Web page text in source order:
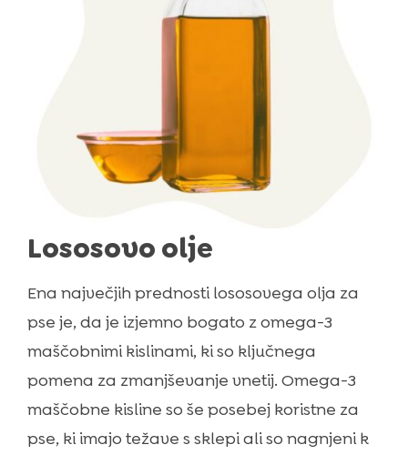
Lososovo olje
Ena največjih prednosti lososovega olja za
pse je, da je izjemno bogato z omega-3
maščobnimi kislinami, ki so ključnega
pomena za zmanjševanje vnetij. Omega-3
maščobne kisline so še posebej koristne za
pse, ki imajo težave s sklepi ali so nagnjeni k